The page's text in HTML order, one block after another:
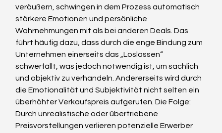
veräußern, schwingen in dem Prozess automatisch
stärkere Emotionen und persönliche
Wahrnehmungen mit als bei anderen Deals. Das
führt häufig dazu, dass durch die enge Bindung zum
Unternehmen einerseits das „Loslassen“
schwerfällt, was jedoch notwendig ist, um sachlich
und objektiv zu verhandeln. Andererseits wird durch
die Emotionalität und Subjektivität nicht selten ein
überhöhter Verkaufspreis aufgerufen. Die Folge:
Durch unrealistische oder übertriebene
Preisvorstellungen verlieren potenzielle Erwerber